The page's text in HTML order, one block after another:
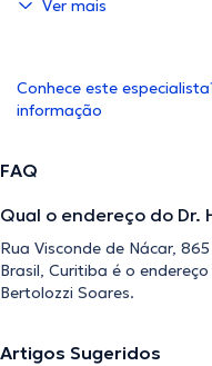
Ver mais
Conhece este
informação
FAQ
Qual o endereço do Dr.
Rua Visconde de Nácar,
Brasil, Curitiba é o
Bertolozzi Soares.
Artigos Sugeridos